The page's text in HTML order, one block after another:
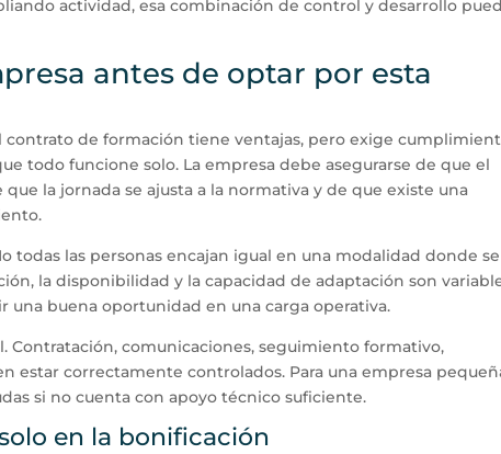
actividad, esa combinación de control y desarrollo
antes de optar por esta
contrato de formación tiene ventajas, pero exige
todo funcione solo. La empresa debe asegurarse de que el
la jornada se ajusta a la normativa y de que existe una
todas las personas encajan igual en una modalidad donde se
la disponibilidad y la capacidad de adaptación son
una buena oportunidad en una carga operativa.
Contratación, comunicaciones, seguimiento formativo,
estar correctamente controlados. Para una empresa
si no cuenta con apoyo técnico suficiente.
en la bonificación